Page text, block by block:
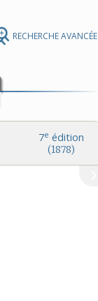
RECHERCHE AVANCÉE
7e édition
(1878)